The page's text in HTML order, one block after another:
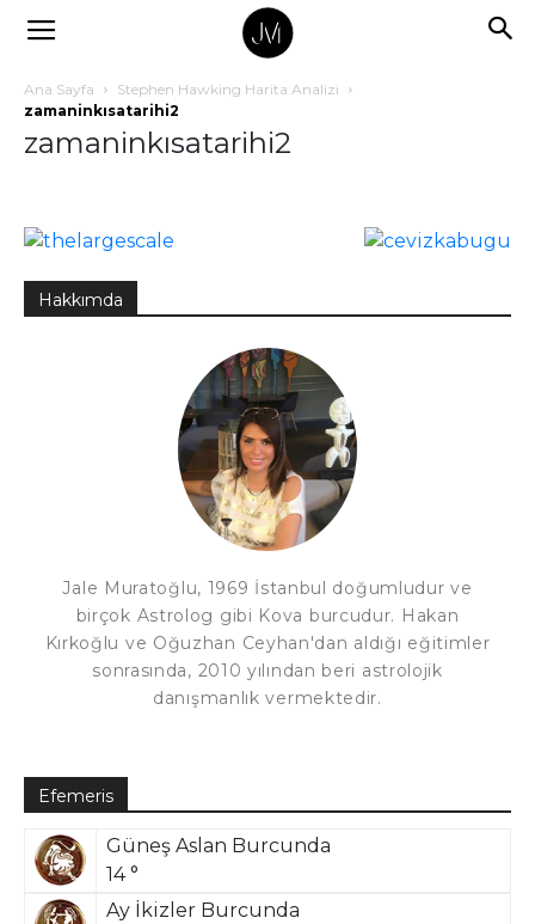
Ana Sayfa
Stephen Hawking Harita Analizi
zamaninkısatarihi2
zamaninkısatarihi2
Hakkımda
Jale Muratoğlu, 1969 İstanbul doğumludur ve
birçok Astrolog gibi Kova burcudur. Hakan
Kırkoğlu ve Oğuzhan Ceyhan'dan aldığı eğitimler
sonrasında, 2010 yılından beri astrolojik
danışmanlık vermektedir.
Efemeris
Güneş Aslan Burcunda
14 °
Ay İkizler Burcunda